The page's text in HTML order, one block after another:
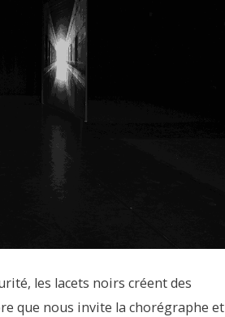
les lacets noirs créent des
que nous invite la chorégraphe et